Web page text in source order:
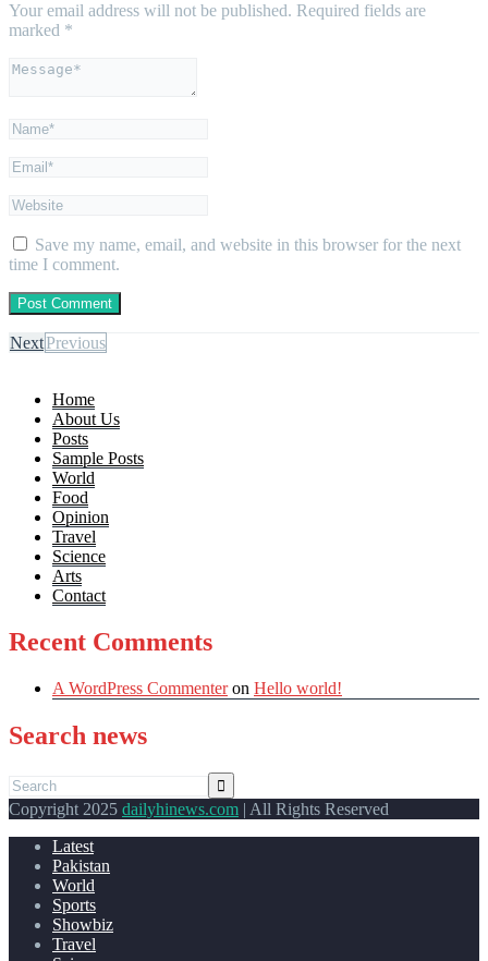
Your email address will not be published. Required fields are
marked *
Save my name, email, and website in this browser for the next
time I comment.
NextPrevious
Home
About Us
Posts
Sample Posts
World
Food
Opinion
Travel
Science
Arts
Contact
Recent Comments
A WordPress Commenteron Hello world!
Search news
Copyright 2025 dailyhinews.com | All Rights Reserved
Latest
Pakistan
World
Sports
Showbiz
Travel